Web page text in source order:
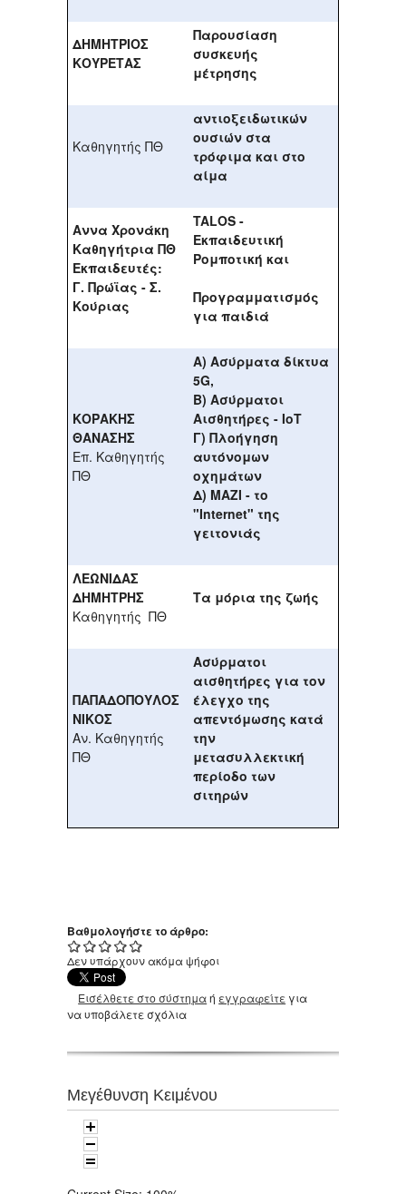
ΔΗΜΗΤΡΙΟΣ
ΚΟΥΡΕΤΑΣ
Παρουσίαση
συσκευής
μέτρησης
Καθηγητής ΠΘ
αντιοξειδωτικών
ουσιών στα
τρόφιμα και στο
αίμα
Αννα Χρονάκη
Καθηγήτρια ΠΘ
Εκπαιδευτές:
Γ. Πρώϊας - Σ.
Κούριας
TALOS -
Εκπαιδευτική
Ρομποτική και
Προγραμματισμός
για παιδιά
ΚΟΡΑΚΗΣ
ΘΑΝΑΣΗΣ
Επ. Καθηγητής
ΠΘ
Α) Ασύρματα δίκτυα
5G,
Β) Ασύρματοι
Αισθητήρες - ΙοΤ
Γ) Πλοήγηση
αυτόνομων
οχημάτων
Δ) ΜΑΖΙ - το
"Internet" της
γειτονιάς
ΛΕΩΝΙΔΑΣ
ΔΗΜΗΤΡΗΣ
Καθηγητής ΠΘ
Τα μόρια της ζωής
ΠΑΠΑΔΟΠΟΥΛΟΣ
ΝΙΚΟΣ
Αν. Καθηγητής
ΠΘ
Ασύρματοι
αισθητήρες για τον
έλεγχο της
απεντόμωσης κατά
την
μετασυλλεκτική
περίοδο των
σιτηρών
Βαθμολογήστε το άρθρο:
Δεν υπάρχουν ακόμα ψήφοι
Εισέλθετε στο σύστημαή εγγραφείτε για
να υποβάλετε σχόλια
Μεγέθυνση Κειμένου